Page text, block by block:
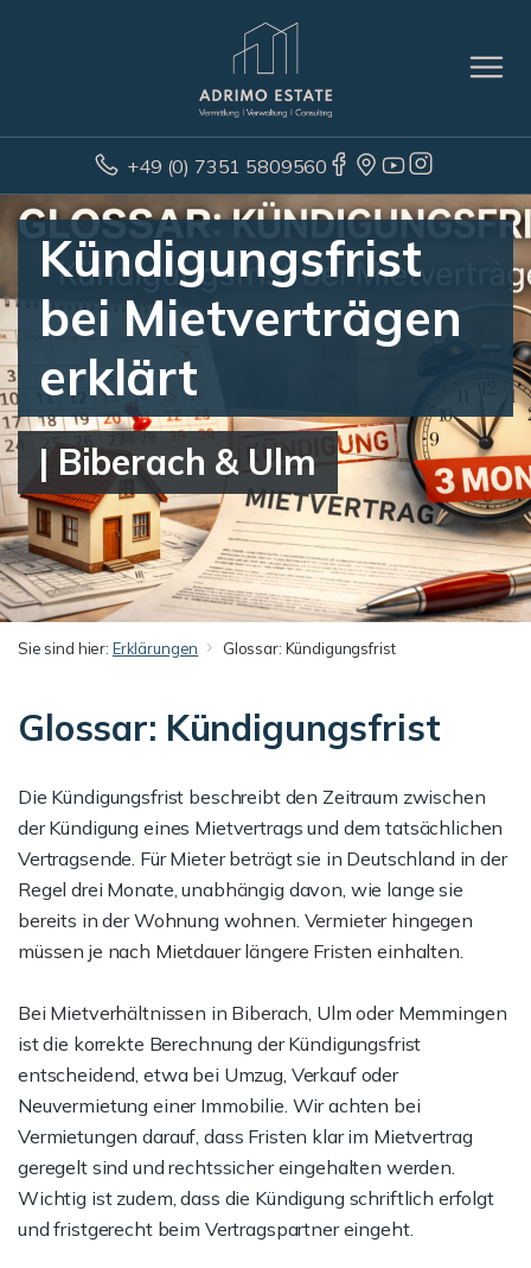
+49 (0) 7351 5809560
Kündigungsfrist
bei Mietverträgen
erklärt
| Biberach & Ulm
Sie sind hier: Erklärungen Glossar: Kündigungsfrist
Glossar: Kündigungsfrist
Die Kündigungsfrist beschreibt den Zeitraum zwischen
der Kündigung eines Mietvertrags und dem tatsächlichen
Vertragsende. Für Mieter beträgt sie in Deutschland in der
Regel drei Monate, unabhängig davon, wie lange sie
bereits in der Wohnung wohnen. Vermieter hingegen
müssen je nach Mietdauer längere Fristen einhalten.
Bei Mietverhältnissen in Biberach, Ulm oder Memmingen
ist die korrekte Berechnung der Kündigungsfrist
entscheidend, etwa bei Umzug, Verkauf oder
Neuvermietung einer Immobilie. Wir achten bei
Vermietungen darauf, dass Fristen klar im Mietvertrag
geregelt sind und rechtssicher eingehalten werden.
Wichtig ist zudem, dass die Kündigung schriftlich erfolgt
und fristgerecht beim Vertragspartner eingeht.